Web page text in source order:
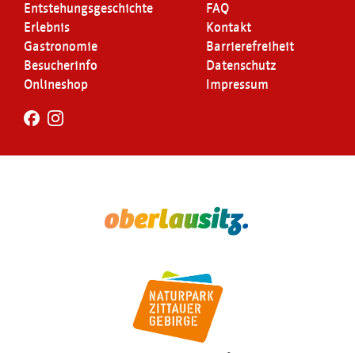
Entstehungsgeschichte
Erlebnis
Gastronomie
Besucherinfo
Onlineshop
FAQ
Kontakt
Barrierefreiheit
Datenschutz
Impressum